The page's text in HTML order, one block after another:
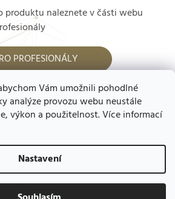
Vám umožnili pohodlné
analýze provozu webu neustále
výkon a použitelnost. Více informací
Nastavení
produktu naleznete v části webu
PROFESIONÁLY
přístup do tohoto portálu?
Ladislav